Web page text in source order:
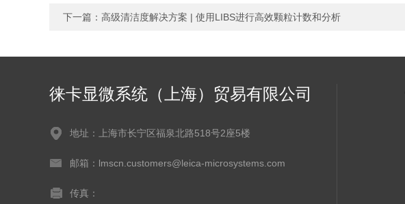
下一篇： 高级清洁度解决方案 | 使用LIBS进行高效颗粒计数和分析
徕卡显微系统（上海）贸易有限公司
地址：上海市长宁区福泉北路518号2座5楼
邮箱：lmscn.customers@leica-microsystems.com
传真：